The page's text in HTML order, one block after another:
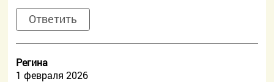
Ответить
Регина
1 февраля 2026